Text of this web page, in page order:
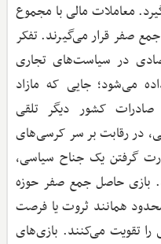
معاملات مالی با مجموع
صفر قرار می‌گیرند. تفکر
در سیاست‌های تجاری
می‌شود؛ جایی که مازاد
کشور دیگر تلقی
در رقابت بر سر کرسی‌های
گرفتن یک جناح سیاسی،
بازی حاصل جمع صفر حوزه
همانند ثروت یا فرصت
را تقویت می‌کنند. بازی‌های